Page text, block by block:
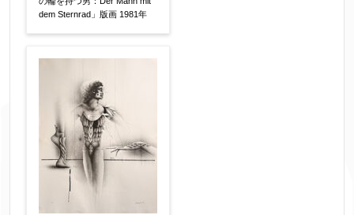
dem Sternrad」版画 1981年